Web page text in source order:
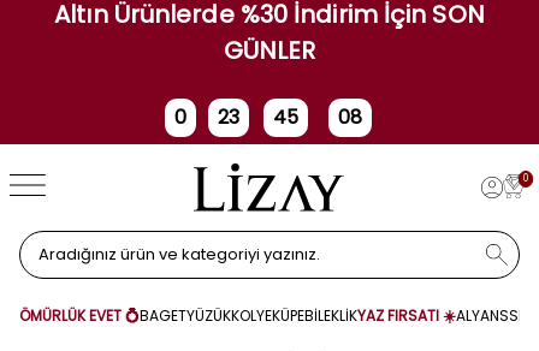
Altın Ürünlerde %30 İndirim İçin SON
GÜNLER
0
Gün
23
Saat
45 08
0
ÖMÜRLÜK EVET 💍BAGETYÜZÜKKOLYEKÜPEBİLEKLİKYAZ FIRSATI ☀️ALYANS